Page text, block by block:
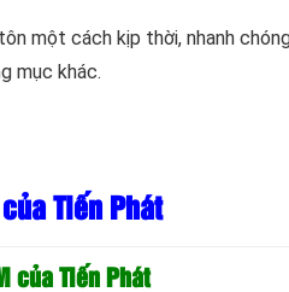
một cách kịp thời, nhanh
mục khác.
Tiến Phát
của Tiến Phát